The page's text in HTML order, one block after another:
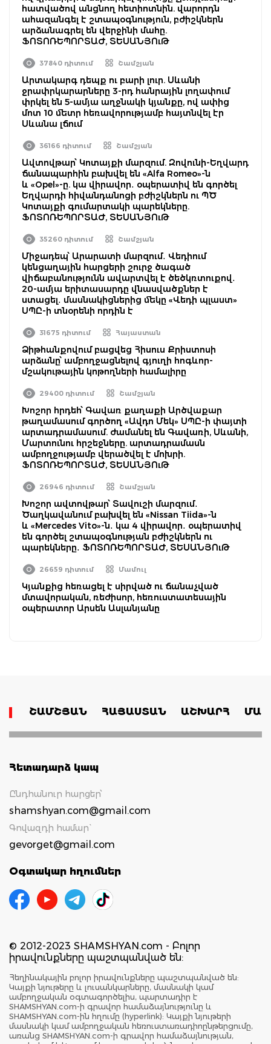
հատվածով անցնող հետիոտնին. վարորդն
ահազանգել է շտապօգնություն, բժիշկներն
արձանագրել են վերջինի մահը.
ՖՈՏՈՌԵՊՈՐՏԱԺ, ՏԵՍԱՆՅՈւԹ
37840 դիտում Շամշյան
Արտակարգ դեպք ու բարի լուր. Սևանի
ջրափրկարարները 3-րդ հանրային լողափում
փրկել են 5-ամյա աղջնակի կյանքը, ով ափից
մոտ 10 մետր հեռավորությամբ հայտնվել էր
Սևանա լճում
36166 դիտում Շամշյան
Ավտովթար՝ Կոտայքի մարզում. Զովունի-Եղվարդ
ճանապարհին բախվել են «Alfa Romeo»-ն
և «Opel»-ը. կա վիրավոր․ օպերատիվ են գործել
Եղվարդի հիվանդանոցի բժիշկներն ու ՊԾ
Կոտայքի գումարտակի պարեկները.
ՖՈՏՈՌԵՊՈՐՏԱԺ, ՏԵՍԱՆՅՈւԹ
35260 դիտում Շամշյան
Միջադեպ՝ Արարատի մարզում․ Վեդիում
կենցաղային հարցերի շուրջ ծագած
վիճաբանությունն ավարտվել է ծեծկռտուքով․
20-ամյա երիտասարդը վնասվածքներ է
ստացել․ մասնակիցներից մեկը «Վեդի պլաստ»
ՍՊԸ-ի տնօրենի որդին է
31675 դիտում Հայաստան
Ձիթհանքովում բացվեց Հիսուս Քրիստոսի
արձանը՝ ամբողջացնելով գյուղի հոգևոր-
մշակութային կոթողների համալիրը
29400 դիտում Շամշյան
Խոշոր հրդեհ՝ Գավառ քաղաքի Արծվաքար
թաղամասում գործող «Ավդո Մեկ» ՍՊԸ-ի փայտի
արտադրամասում. ժամանել են Գավառի, Սևանի,
Մարտունու հրշեջները. արտադրամասն
ամբողջությամբ վերածվել է մոխրի.
ՖՈՏՈՌԵՊՈՐՏԱԺ, ՏԵՍԱՆՅՈւԹ
26946 դիտում Շամշյան
Խոշոր ավտովթար՝ Տավուշի մարզում․
Ծաղկավանում բախվել են «Nissan Tiida»-ն
և «Mercedes Vito»-ն․ կա 4 վիրավոր․ օպերատիվ
են գործել շտապօգնության բժիշկներն ու
պարեկները․ ՖՈՏՈՌԵՊՈՐՏԱԺ, ՏԵՍԱՆՅՈւԹ
26659 դիտում Մամուլ
Կյանքից հեռացել է սիրված ու ճանաչված
մտավորական, ռեժիսոր, հեռուստատեսային
օպերատոր Արսեն Ասլանյանը
ՇԱՄՇՅԱՆ ՀԱՅԱՍՏԱՆ ԱՇԽԱՐՀ
Հետադարձ կապ
Ընդհանուր հարցեր՝
shamshyan.com@gmail.com
Գովազդի համար`
gevorget@gmail.com
Օգտակար հղումներ
© 2012-2023 SHAMSHYAN.com - Բոլոր
իրավունքները պաշտպանված են:
Հեղինակային բոլոր իրավունքները պաշտպանված են:
Կայքի նյութերը և լուսանկարները, մասնակի կամ
ամբողջական օգտագործելիս, պարտադիր է
SHAMSHYAN.com-ի գրավոր համաձայնությունը և
SHAMSHYAN.com-ին հղումը (hyperlink): Կայքի նյութերի
մասնակի կամ ամբողջական հեռուստառադիոընթերցումը,
առանց SHAMSHYAN.com-ի գրավոր համաձայնության,